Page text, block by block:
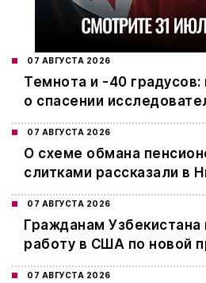
07 АВГУСТА 2026
Темнота и -40
о спасении
07 АВГУСТА 2026
О схеме обмана
слитками рассказали в
07 АВГУСТА 2026
Гражданам Узбекистана
работу в США по новой
07 АВГУСТА 2026